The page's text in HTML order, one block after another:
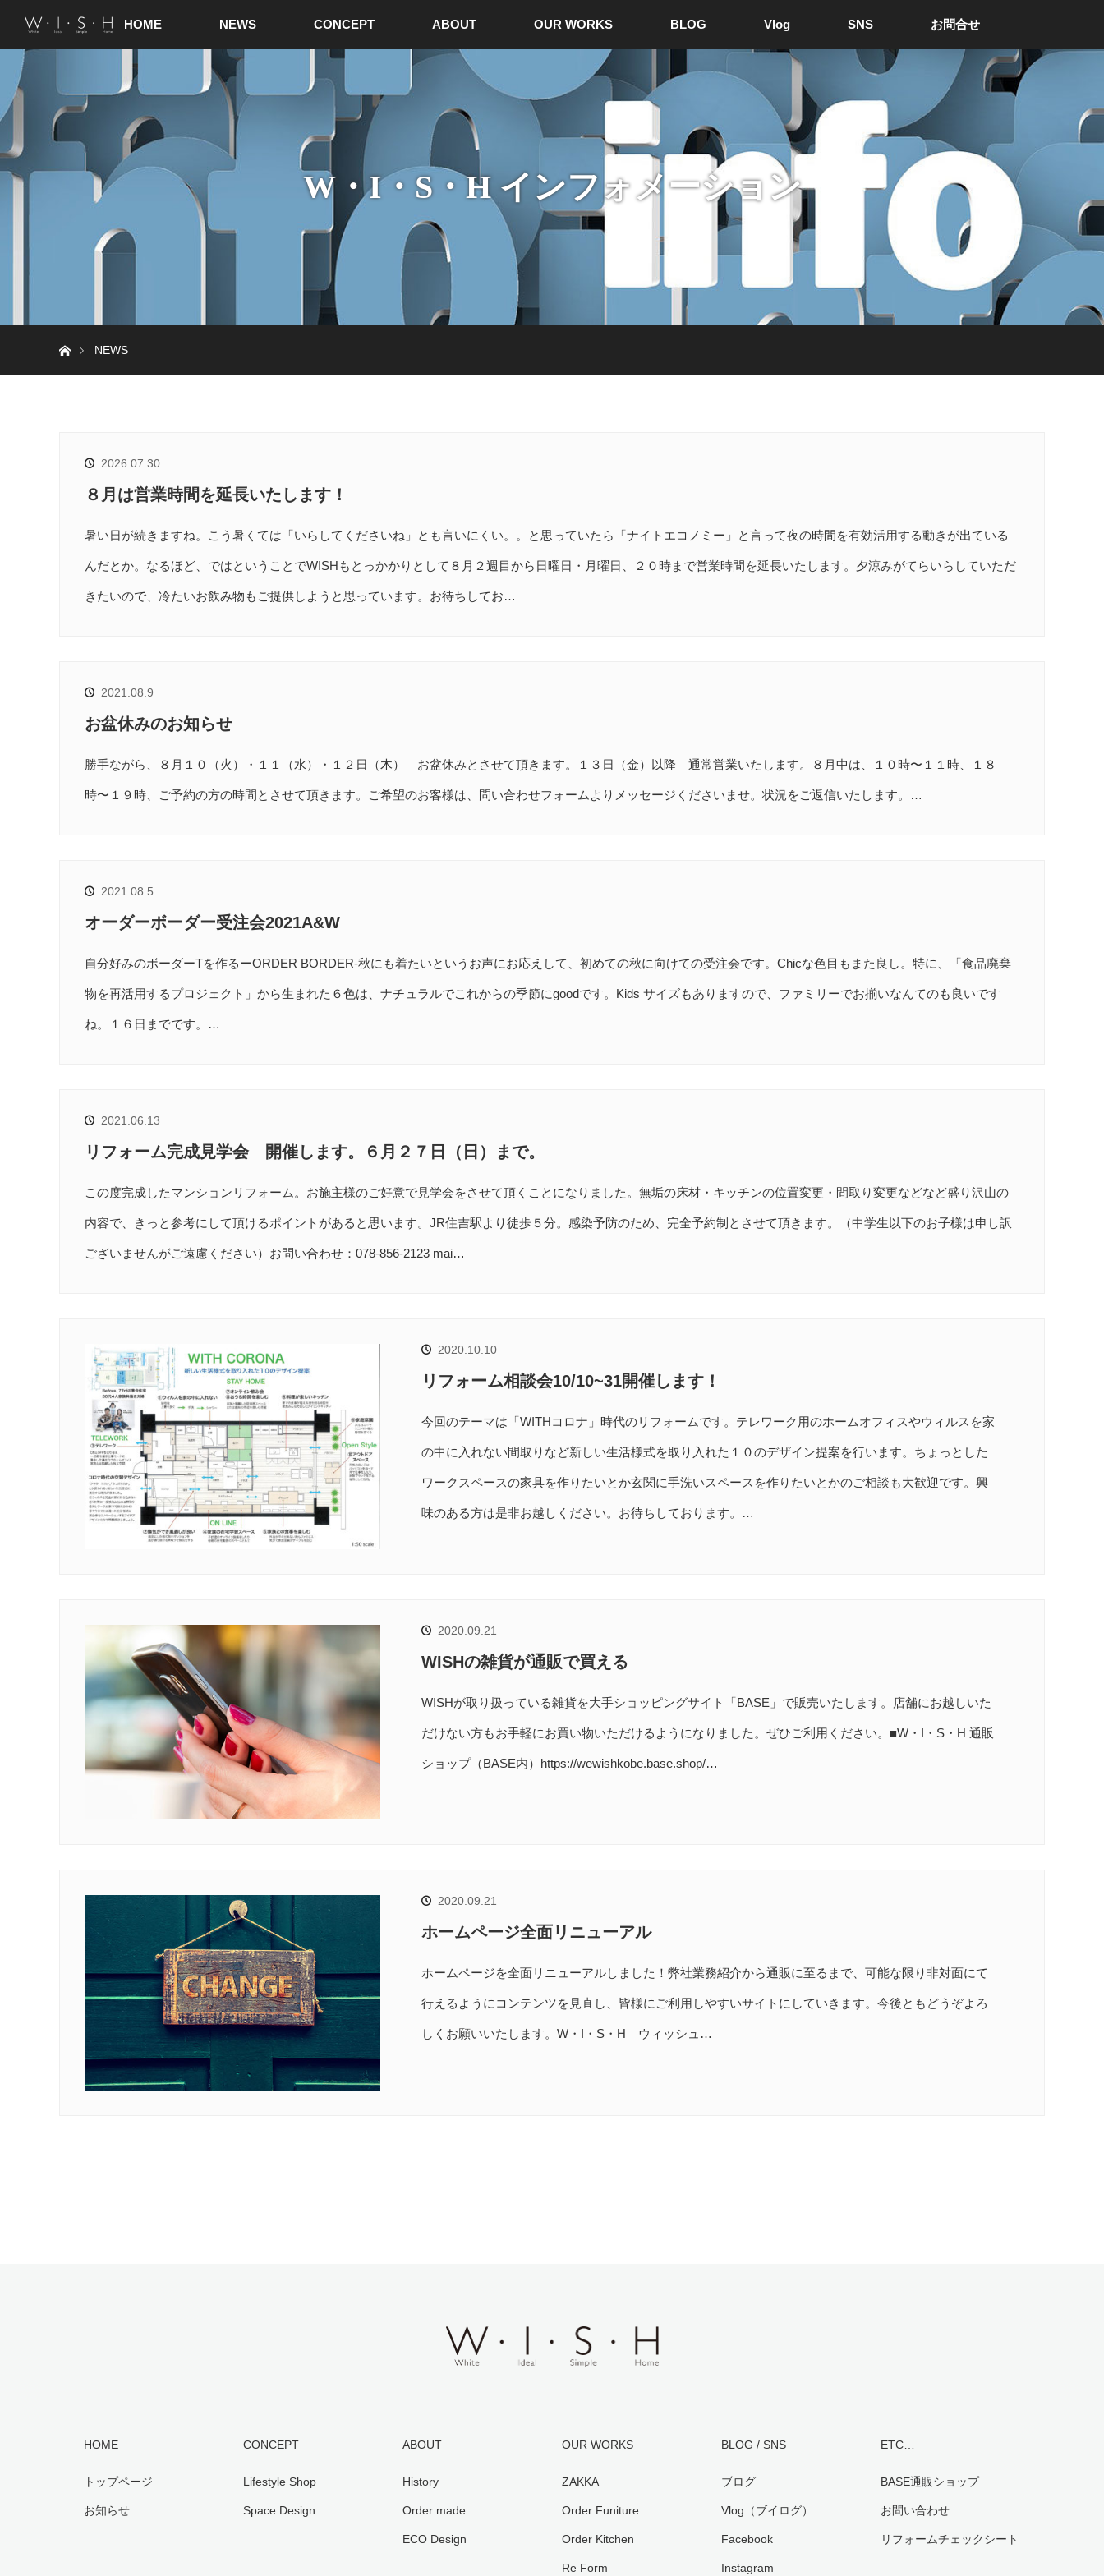
HOME NEWS CONCEPT ABOUT OUR WORKS BLOG Vlog SNS お問合せ
W・I・S・H インフォメーション
NEWS
2026.07.30
８月は営業時間を延長いたします！
暑い日が続きますね。こう暑くては「いらしてくださいね」とも言いにくい。。と思っていたら「ナイトエコノミー」と言って夜の時間を有効活用する動きが出ている
んだとか。なるほど、ではということでWISHもとっかかりとして８月２週目から日曜日・月曜日、２０時まで営業時間を延長いたします。夕涼みがてらいらしていただ
きたいので、冷たいお飲み物もご提供しようと思っています。お待ちしてお…
2021.08.9
お盆休みのお知らせ
勝手ながら、８月１０（火）・１１（水）・１２日（木） お盆休みとさせて頂きます。１３日（金）以降 通常営業いたします。８月中は、１０時〜１１時、１８
時〜１９時、ご予約の方の時間とさせて頂きます。ご希望のお客様は、問い合わせフォームよりメッセージくださいませ。状況をご返信いたします。…
2021.08.5
オーダーボーダー受注会2021A&W
自分好みのボーダーTを作るーORDER BORDER-秋にも着たいというお声にお応えして、初めての秋に向けての受注会です。Chicな色目もまた良し。特に、「食品廃棄
物を再活用するプロジェクト」から生まれた６色は、ナチュラルでこれからの季節にgoodです。Kids サイズもありますので、ファミリーでお揃いなんてのも良いです
ね。１６日までです。…
2021.06.13
リフォーム完成見学会 開催します。６月２７日（日）まで。
この度完成したマンションリフォーム。お施主様のご好意で見学会をさせて頂くことになりました。無垢の床材・キッチンの位置変更・間取り変更などなど盛り沢山の
内容で、きっと参考にして頂けるポイントがあると思います。JR住吉駅より徒歩５分。感染予防のため、完全予約制とさせて頂きます。（中学生以下のお子様は申し訳
ございませんがご遠慮ください）お問い合わせ：078-856-2123 mai…
2020.10.10
リフォーム相談会10/10~31開催します！
今回のテーマは「WITHコロナ」時代のリフォームです。テレワーク用のホームオフィスやウィルスを家
の中に入れない間取りなど新しい生活様式を取り入れた１０のデザイン提案を行います。ちょっとした
ワークスペースの家具を作りたいとか玄関に手洗いスペースを作りたいとかのご相談も大歓迎です。興
味のある方は是非お越しください。お待ちしております。…
2020.09.21
WISHの雑貨が通販で買える
WISHが取り扱っている雑貨を大手ショッピングサイト「BASE」で販売いたします。店舗にお越しいた
だけない方もお手軽にお買い物いただけるようになりました。ぜひご利用ください。■W・I・S・H 通販
ショップ（BASE内）https://wewishkobe.base.shop/…
2020.09.21
ホームページ全面リニューアル
ホームページを全面リニューアルしました！弊社業務紹介から通販に至るまで、可能な限り非対面にて
行えるようにコンテンツを見直し、皆様にご利用しやすいサイトにしていきます。今後ともどうぞよろ
しくお願いいたします。W・I・S・H｜ウィッシュ…
HOME
トップページ
お知らせ
CONCEPT
Lifestyle Shop
Space Design
ABOUT
History
Order made
ECO Design
OUR WORKS
ZAKKA
Order Funiture
Order Kitchen
Re Form
BLOG / SNS
ブログ
Vlog（ブイログ）
Facebook
Instagram
ETC…
BASE通販ショップ
お問い合わせ
リフォームチェックシート